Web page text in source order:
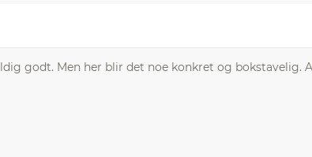
godt. Men her blir det noe konkret og bokstavelig.